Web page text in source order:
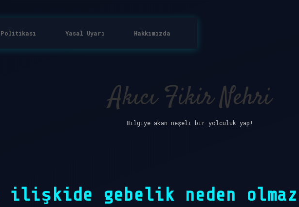
Yasal Uyarı Hakkımızda
Akıcı Fikir Nehri
Bilgiye akan neşeli bir yolculuk yap!
ilişkide gebelik neden olmaz